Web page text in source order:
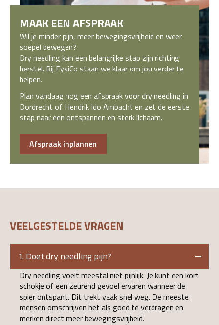
MAAK EEN AFSPRAAK
Wil je minder pijn, meer bewegingsvrijheid en weer
soepel bewegen?
Dry needling kan een belangrijke stap zijn richting
herstel. Bij FysiCo staan we klaar om jou verder te
helpen.
Plan vandaag nog een afspraak voor dry needling in
Dordrecht of Hendrik Ido Ambacht en zet de eerste
stap naar een ontspannen en sterk lichaam.
Afspraak inplannen
VEELGESTELDE VRAGEN
1. Doet dry needling pijn?
Dry needling voelt meestal niet pijnlijk. Je kunt een kort
schokje of een zeurend gevoel ervaren wanneer de
spier ontspant. Dit trekt vaak snel weg. De meeste
mensen omschrijven het als goed te verdragen en
merken direct meer bewegingsvrijheid.